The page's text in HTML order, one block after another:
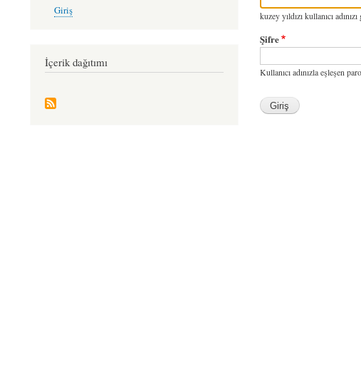
kuzey yıldızı kullanıcı
Şifre
Kullanıcı adınızla eşleşen
account
Giriş
İçerik dağıtımı